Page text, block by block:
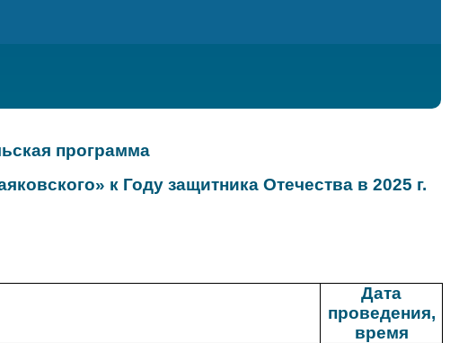
программа
к Году защитника Отечества в 2025 г.
Дата
проведения,
время